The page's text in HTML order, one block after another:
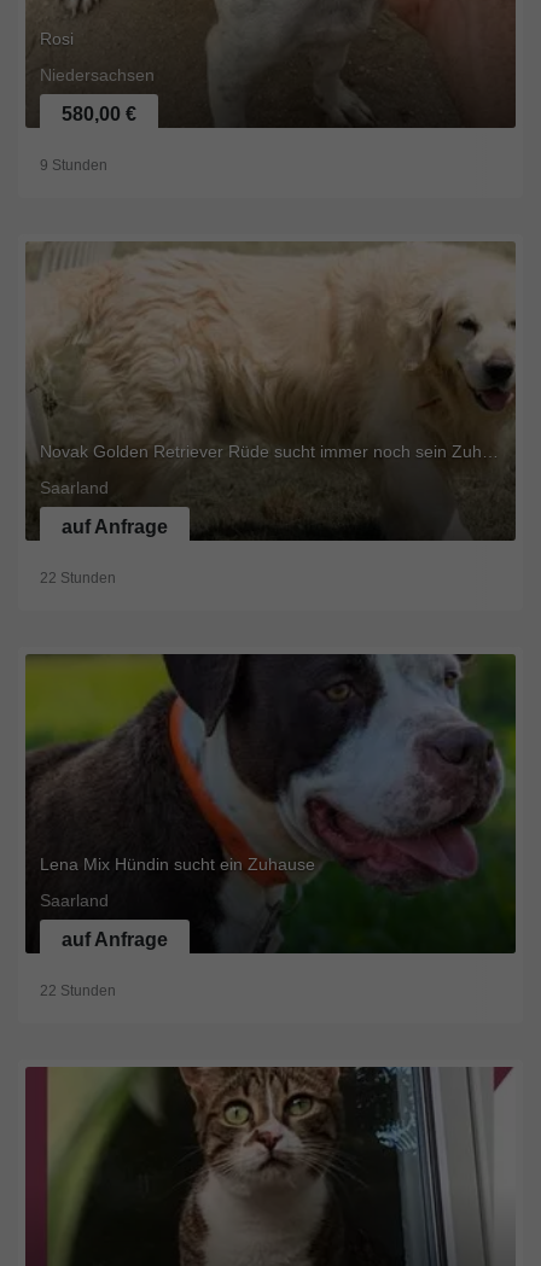
Rosi
Niedersachsen
580,00 €
9 Stunden
Novak Golden Retriever Rüde sucht immer noch sein Zuhause
Saarland
auf Anfrage
22 Stunden
Lena Mix Hündin sucht ein Zuhause
Saarland
auf Anfrage
22 Stunden